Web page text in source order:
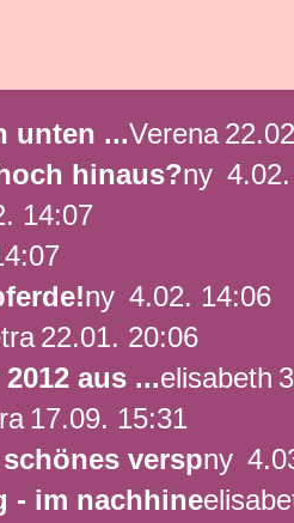
unten ...Verena
hinaus?ny
14:07
ny 4.02. 14:06
22.01. 20:06
aus ...elisabeth
17.09. 15:31
verspny
- im nachhine